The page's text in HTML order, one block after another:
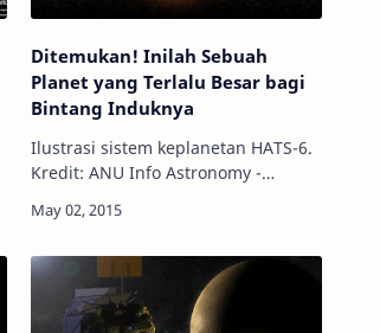
Ditemukan! Inilah Sebuah
Planet yang Terlalu Besar bagi
Bintang Induknya
Ilustrasi sistem keplanetan HATS-6.
Kredit: ANU Info Astronomy -
berhasil menemukan sebuah planet
bintang yang di…